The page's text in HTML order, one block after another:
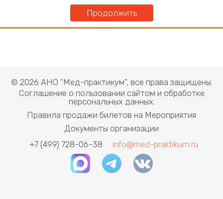
© 2026 АНО "Мед-практикум", все права защищены.
Соглашение о пользовании сайтом и обработке
персональных данных.
Правила продажи билетов на Мероприятия
Документы организации
+7 (499) 728-06-38
info@med-praktikum.ru
Продолжить